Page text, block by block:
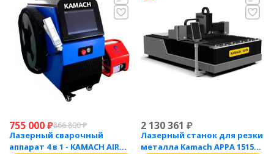
755 000₽866 800₽
Лазерный сварочный
аппарат 4 в 1 - KAMACH AIR
2 130 361 ₽
Лазерный станок для резки
металла Kamach APPA 1515